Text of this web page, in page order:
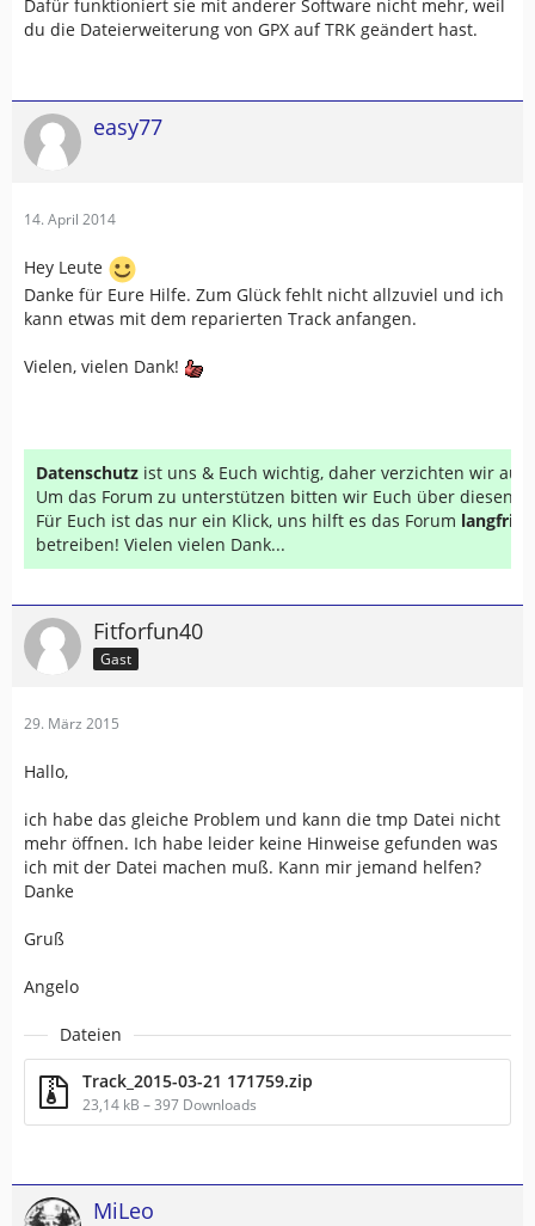
Dafür funktioniert sie mit anderer Software nicht mehr, weil
du die Dateierweiterung von GPX auf TRK geändert hast.
easy77
14. April 2014
Hey Leute
Danke für Eure Hilfe. Zum Glück fehlt nicht allzuviel und ich
kann etwas mit dem reparierten Track anfangen.
Vielen, vielen Dank!
Datenschutz ist uns & Euch wichtig, daher verzichten wir auf
Um das Forum zu unterstützen bitten wir Euch über diesen
Für Euch ist das nur ein Klick, uns hilft es das Forum
betreiben! Vielen vielen Dank...
Fitforfun40
Gast
29. März 2015
Hallo,
ich habe das gleiche Problem und kann die tmp Datei nicht
mehr öffnen. Ich habe leider keine Hinweise gefunden was
ich mit der Datei machen muß. Kann mir jemand helfen?
Danke
Gruß
Angelo
Dateien
Track_2015-03-21 171759.zip
23,14 kB – 397 Downloads
MiLeo